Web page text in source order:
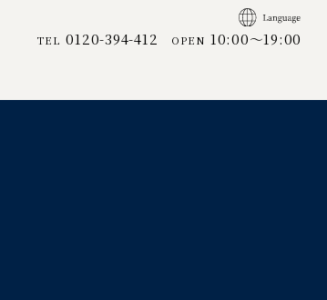
TEL 0120-394-412 OPEN 10:00～19:00